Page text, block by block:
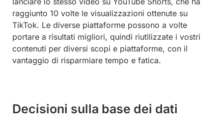
raggiunto 10 volte le visualizzazioni ottenute su
TikTok. Le diverse piattaforme possono a volte
portare a risultati migliori, quindi riutilizzate i vostri
contenuti per diversi scopi e piattaforme, con il
vantaggio di risparmiare tempo e fatica.
Decisioni sulla base dei dati